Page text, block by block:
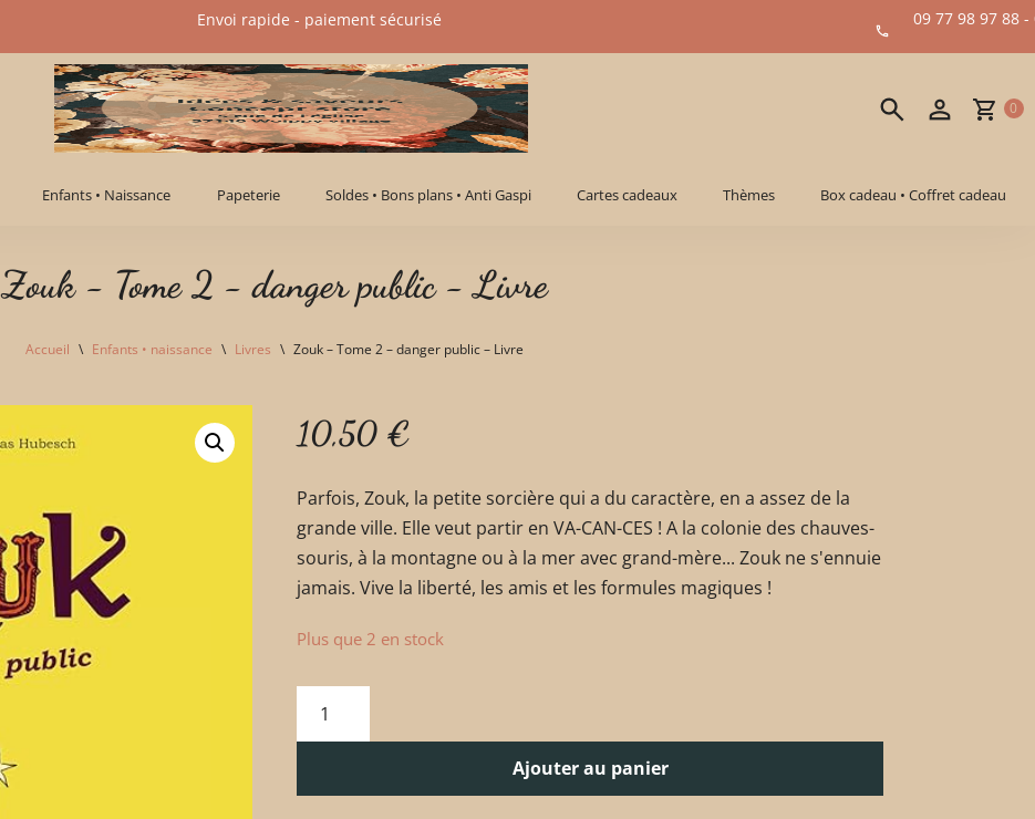
09 77 98 97 88 -
Envoi rapide - paiement sécurisé​
0
Enfants • Naissance Papeterie Soldes • Bons plans • Anti Gaspi Cartes cadeaux Thèmes Box cadeau • Coffret cadeau
Zouk - Tome 2 - danger public - Livre
Accueil \ Enfants • naissance \ Livres \ Zouk – Tome 2 – danger public – Livre
10,50 €
Parfois, Zouk, la petite sorcière qui a du caractère, en a assez de la
grande ville. Elle veut partir en VA-CAN-CES ! A la colonie des chauves-
souris, à la montagne ou à la mer avec grand-mère... Zouk ne s'ennuie
jamais. Vive la liberté, les amis et les formules magiques !
Plus que 2 en stock
Ajouter au panier